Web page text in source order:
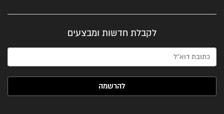
לקבלת חדשות ומבצעים
האימייל שלך (חובה)